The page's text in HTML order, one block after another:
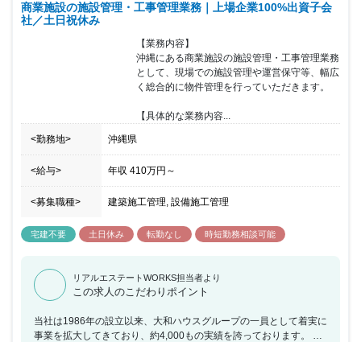
以上で土日祝日休みのため、ワークライフバランスも整っておりま
す。 また、当社は働きやすい以下の環境を実現しております。 ■勤
務地選択制度として、家庭の事業がある場合に転勤のない地域限定
社員への転換が可能（給与額、対象となる福利厚生制度は異なる）
■朝7時前の出勤、21時以降の残業の原則禁止 ■勤務間インターバル
制度として、勤務終了から9時間は勤務間インターバルを設け、生
商業施設の施設管理・工事管理業務｜上場企業100%出資子会
社／土日祝休み
【業務内容】
沖縄にある商業施設の施設管理・工事管理業務
として、現場での施設管理や運営保守等、幅広
く総合的に物件管理を行っていただきます。
【具体的な業務内容...
<勤務地> 沖縄県
<給与> 年収 410万円 ～
<募集職種> 建築施工管理, 設備施工管理
宅建不要 土日休み 転勤なし 時短勤務相談可能
リアルエステートWORKS担当者より
この求人のこだわりポイント
当社は1986年の設立以来、大和ハウスグループの一員として着実に
事業を拡大してきており、約4,000もの実績を誇っております。 大